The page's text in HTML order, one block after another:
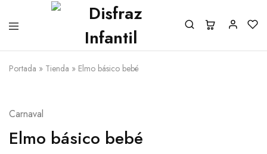
Portada » Tienda » Elmo básico bebé
Carnaval
Elmo básico bebé